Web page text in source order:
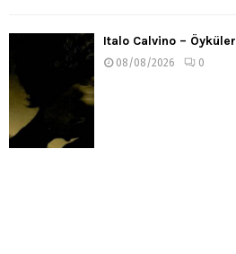
Italo Calvino – Öyküler
08/08/2026 0